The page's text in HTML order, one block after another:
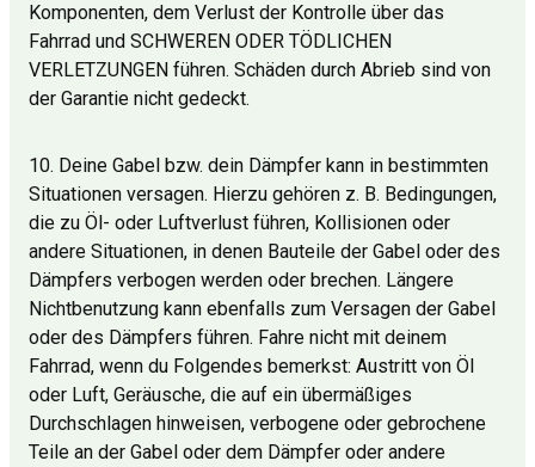
Komponenten, dem Verlust der Kontrolle über das
Fahrrad und SCHWEREN ODER TÖDLICHEN
VERLETZUNGEN führen. Schäden durch Abrieb sind von
der Garantie nicht gedeckt.
10. Deine Gabel bzw. dein Dämpfer kann in bestimmten
Situationen versagen. Hierzu gehören z. B. Bedingungen,
die zu Öl- oder Luftverlust führen, Kollisionen oder
andere Situationen, in denen Bauteile der Gabel oder des
Dämpfers verbogen werden oder brechen. Längere
Nichtbenutzung kann ebenfalls zum Versagen der Gabel
oder des Dämpfers führen. Fahre nicht mit deinem
Fahrrad, wenn du Folgendes bemerkst: Austritt von Öl
oder Luft, Geräusche, die auf ein übermäßiges
Durchschlagen hinweisen, verbogene oder gebrochene
Teile an der Gabel oder dem Dämpfer oder andere